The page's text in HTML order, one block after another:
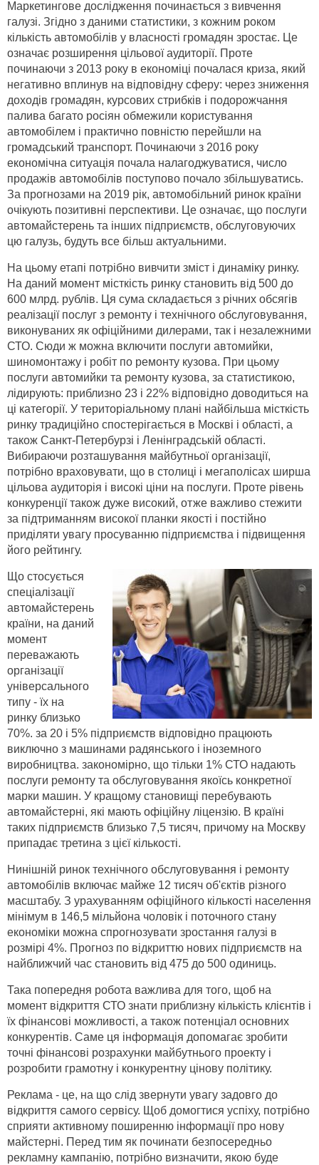
Маркетингове дослідження починається з вивчення
галузі. Згідно з даними статистики, з кожним роком
кількість автомобілів у власності громадян зростає. Це
означає розширення цільової аудиторії. Проте
починаючи з 2013 року в економіці почалася криза, який
негативно вплинув на відповідну сферу: через зниження
доходів громадян, курсових стрибків і подорожчання
палива багато росіян обмежили користування
автомобілем і практично повністю перейшли на
громадський транспорт. Починаючи з 2016 року
економічна ситуація почала налагоджуватися, число
продажів автомобілів поступово почало збільшуватись.
За прогнозами на 2019 рік, автомобільний ринок країни
очікують позитивні перспективи. Це означає, що послуги
автомайстерень та інших підприємств, обслуговуючих
цю галузь, будуть все більш актуальними.
На цьому етапі потрібно вивчити зміст і динаміку ринку.
На даний момент місткість ринку становить від 500 до
600 млрд. рублів. Ця сума складається з річних обсягів
реалізації послуг з ремонту і технічного обслуговування,
виконуваних як офіційними дилерами, так і незалежними
СТО. Сюди ж можна включити послуги автомийки,
шиномонтажу і робіт по ремонту кузова. При цьому
послуги автомийки та ремонту кузова, за статистикою,
лідирують: приблизно 23 і 22% відповідно доводиться на
ці категорії. У територіальному плані найбільша місткість
ринку традиційно спостерігається в Москві і області, а
також Санкт-Петербурзі і Ленінградській області.
Вибираючи розташування майбутньої організації,
потрібно враховувати, що в столиці і мегаполісах ширша
цільова аудиторія і високі ціни на послуги. Проте рівень
конкуренції також дуже високий, отже важливо стежити
за підтриманням високої планки якості і постійно
приділяти увагу просуванню підприємства і підвищення
його рейтингу.
Що стосується
спеціалізації
автомайстерень
країни, на даний
момент
переважають
організації
універсального
типу - їх на
ринку близько
70%. за 20 і 5% підприємств відповідно працюють
виключно з машинами радянського і іноземного
виробництва. закономірно, що тільки 1% СТО надають
послуги ремонту та обслуговування якоїсь конкретної
марки машин. У кращому становищі перебувають
автомайстерні, які мають офіційну ліцензію. В країні
таких підприємств близько 7,5 тисяч, причому на Москву
припадає третина з цієї кількості.
Нинішній ринок технічного обслуговування і ремонту
автомобілів включає майже 12 тисяч об'єктів різного
масштабу. З урахуванням офіційного кількості населення
мінімум в 146,5 мільйона чоловік і поточного стану
економіки можна спрогнозувати зростання галузі в
розмірі 4%. Прогноз по відкриттю нових підприємств на
найближчий час становить від 475 до 500 одиниць.
Така попередня робота важлива для того, щоб на
момент відкриття СТО знати приблизну кількість клієнтів і
їх фінансові можливості, а також потенціал основних
конкурентів. Саме ця інформація допомагає зробити
точні фінансові розрахунки майбутнього проекту і
розробити грамотну і конкурентну цінову політику.
Реклама - це, на що слід звернути увагу задовго до
відкриття самого сервісу. Щоб домогтися успіху, потрібно
сприяти активному поширенню інформації про нову
майстерні. Перед тим як починати безпосередньо
рекламну кампанію, потрібно визначити, якою буде